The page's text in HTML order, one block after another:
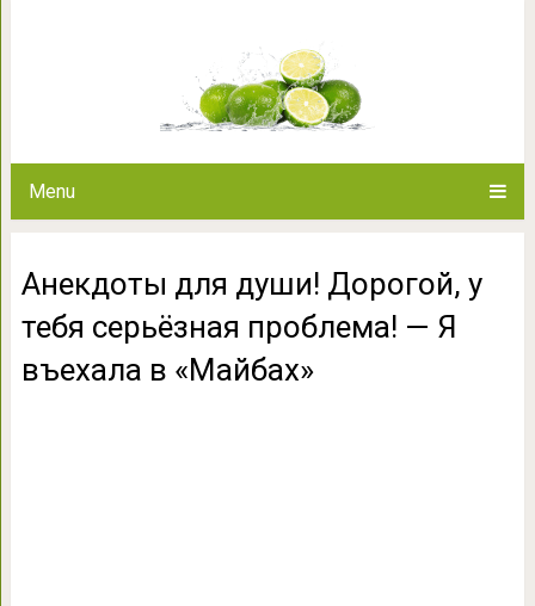
Menu
Анекдоты для души! Дорогой, у
тебя серьёзная проблема! — Я
въехала в «Майбах»